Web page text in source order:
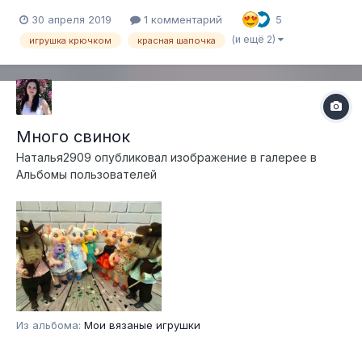
30 апреля 2019 1 комментарий 5
игрушка крючком красная шапочка (и ещё 2)
Много свинок
Наталья2909 опубликовал изображение в галерее в
Альбомы пользователей
Из альбома: Мои вязаные игрушки